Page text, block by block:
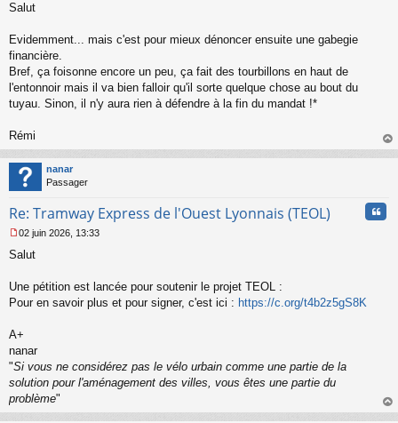
e
s
g
e
n
o
l
u
Salut
Evidemment... mais c'est pour mieux dénoncer ensuite une gabegie
financière.
Bref, ça foisonne encore un peu, ça fait des tourbillons en haut de
l'entonnoir mais il va bien falloir qu'il sorte quelque chose au bout du
tuyau. Sinon, il n'y aura rien à défendre à la fin du mandat !*
Rémi
au
nanar
Passager
Re: Tramway Express de l'Ouest Lyonnais (TEOL)
e
s
g
n
o
n
u
02 juin 2026, 13:33
Salut
Une pétition est lancée pour soutenir le projet TEOL :
Pour en savoir plus et pour signer, c'est ici : https://c.org/t4b2z5gS8K
A+
nanar
"Si vous ne considérez pas le vélo urbain comme une partie de la
solution pour l'aménagement des villes, vous êtes une partie du
problème"
au